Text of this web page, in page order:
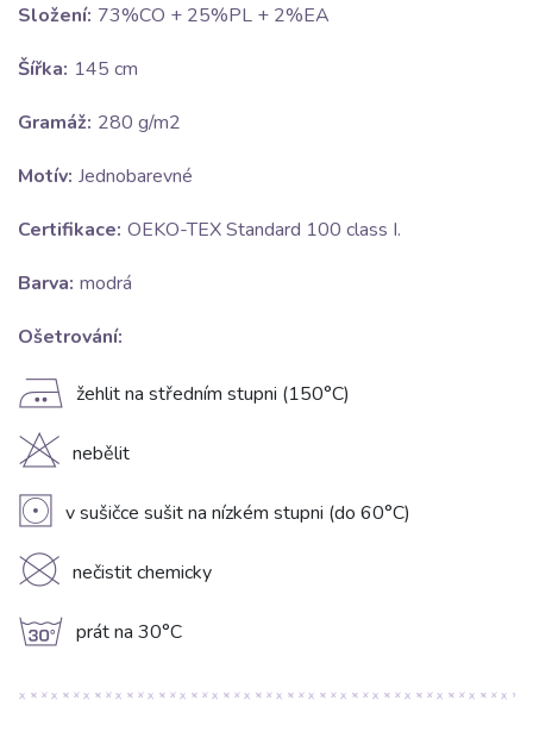
Složení: 73%CO + 25%PL + 2%EA
Šířka: 145 cm
Gramáž: 280 g/m2
Motív: Jednobarevné
Certifikace: OEKO-TEX Standard 100 class I.
Barva: modrá
Ošetrování:
E žehlit na středním stupni (150°C)
H nebělit
V v sušičce sušit na nízkém stupni (do 60°C)
K nečistit chemicky
g prát na 30°C